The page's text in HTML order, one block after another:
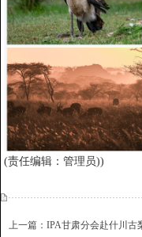
(责任编辑：管理员))
上一篇：IPA甘肃分会赴什川